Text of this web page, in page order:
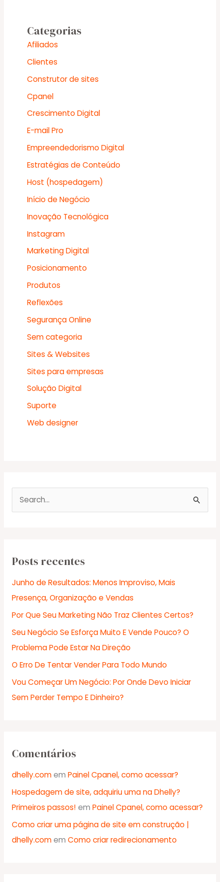
Categorias
Afiliados
Clientes
Construtor de sites
Cpanel
Crescimento Digital
E-mail Pro
Empreendedorismo Digital
Estratégias de Conteúdo
Host (hospedagem)
Início de Negócio
Inovação Tecnológica
Instagram
Marketing Digital
Posicionamento
Produtos
Reflexões
Segurança Online
Sem categoria
Sites & Websites
Sites para empresas
Solução Digital
Suporte
Web designer
e
u
s
a
r
p
o
r
:
Posts recentes
Junho de Resultados: Menos Improviso, Mais
Presença, Organização e Vendas
Por Que Seu Marketing Não Traz Clientes Certos?
Seu Negócio Se Esforça Muito E Vende Pouco? O
Problema Pode Estar Na Direção
O Erro De Tentar Vender Para Todo Mundo
Vou Começar Um Negócio: Por Onde Devo Iniciar
Sem Perder Tempo E Dinheiro?
Comentários
dhelly.comem Painel Cpanel, como acessar?
Hospedagem de site, adquiriu uma na Dhelly?
Primeiros passos! em Painel Cpanel, como acessar?
Como criar uma página de site em construção |
dhelly.comem Como criar redirecionamento